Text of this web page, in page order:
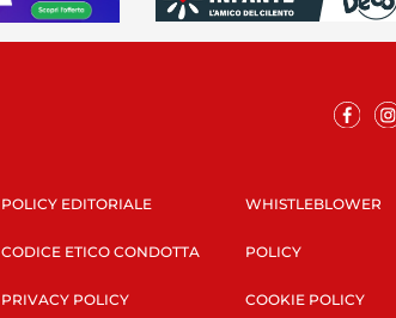
POLICY EDITORIALE
CODICE ETICO CONDOTTA
PRIVACY POLICY
WHISTLEBLOWER
POLICY
COOKIE POLICY